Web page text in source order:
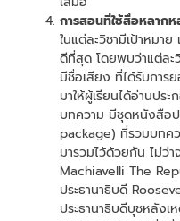
การสอนที่ใช้สื่อหลาก
ในแต่ละวิชามีเป้าหมา
ดีที่สุด โดยพบว่าแต่ล
มีชื่อเสียง ที่ได้รับการ
มาให้ผู้เรียนได้อ่านปร
บทความ มีชุดหนังสือ
package) ที่รวมบทค
มารวมไว้ด้วยกัน ไม่ว่
Machiavelli The
ประธานาธิบดี
ประธานาธิบดีบุชหลังเ